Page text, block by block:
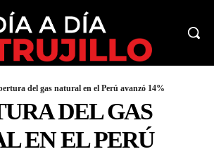
del gas natural en el Perú avanzó 14%
DEL GAS
EN EL PERÚ